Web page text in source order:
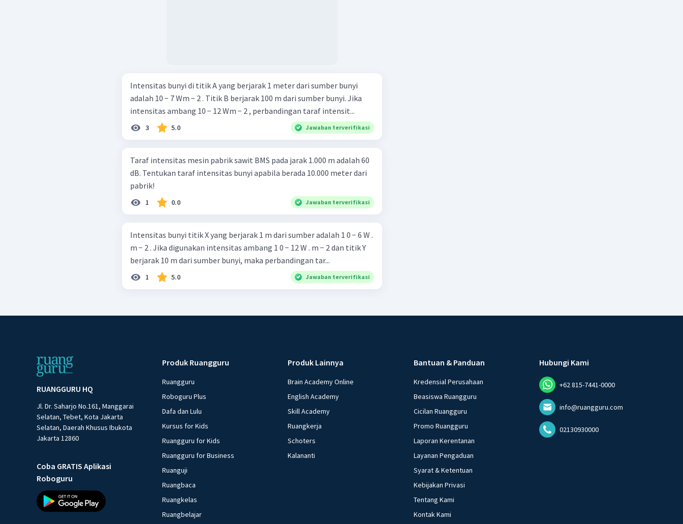
Intensitas bunyi di titik A yang berjarak 1 meter dari sumber bunyi
adalah 10 − 7 Wm − 2 . Titik B berjarak 100 m dari sumber bunyi. Jika
intensitas ambang 10 − 12 Wm − 2 , perbandingan taraf intensit...
3 5.0 Jawaban terverifikasi
Taraf intensitas mesin pabrik sawit BMS pada jarak 1.000 m adalah 60
dB. Tentukan taraf intensitas bunyi apabila berada 10.000 meter dari
pabrik!
1 0.0 Jawaban terverifikasi
Intensitas bunyi titik X yang berjarak 1 m dari sumber adalah 1 0 − 6 W .
m − 2 . Jika digunakan intensitas ambang 1 0 − 12 W . m − 2 dan titik Y
berjarak 10 m dari sumber bunyi, maka perbandingan tar...
1 5.0 Jawaban terverifikasi
RUANGGURU HQ
Jl. Dr. Saharjo No.161, Manggarai
Selatan, Tebet, Kota Jakarta
Selatan, Daerah Khusus Ibukota
Jakarta 12860
Coba GRATIS Aplikasi
Roboguru
Produk Ruangguru
Ruangguru
Roboguru Plus
Dafa dan Lulu
Kursus for Kids
Ruangguru for Kids
Ruangguru for Business
Ruanguji
Ruangbaca
Ruangkelas
Ruangbelajar
Produk Lainnya
Brain Academy Online
English Academy
Skill Academy
Ruangkerja
Schoters
Kalananti
Bantuan & Panduan
Kredensial Perusahaan
Beasiswa Ruangguru
Cicilan Ruangguru
Promo Ruangguru
Laporan Kerentanan
Layanan Pengaduan
Syarat & Ketentuan
Kebijakan Privasi
Tentang Kami
Kontak Kami
Hubungi Kami
+62 815-7441-0000
info@ruangguru.com
02130930000